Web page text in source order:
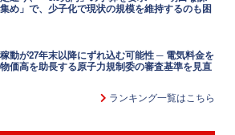
め」で、少子化で現状の規模を維持するのも困
動が27年末以降にずれ込む可能性 ─ 電気料金を
価高を助長する原子力規制委の審査基準を見直
ランキング一覧はこちら